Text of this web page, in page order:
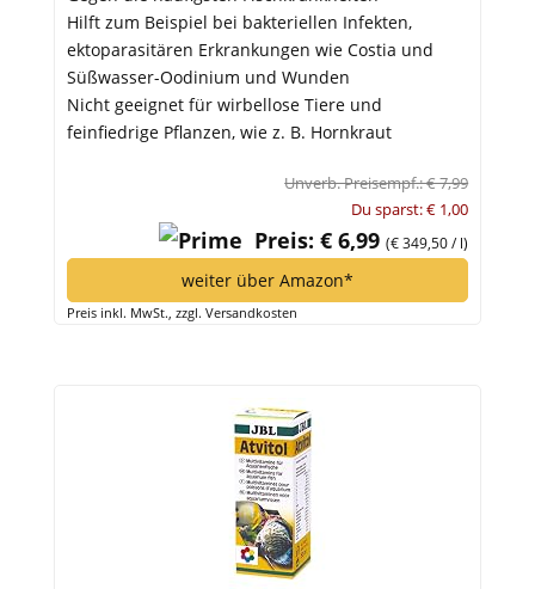
Hilft zum Beispiel bei bakteriellen Infekten,
ektoparasitären Erkrankungen wie Costia und
Süßwasser-Oodinium und Wunden
Nicht geeignet für wirbellose Tiere und
feinfiedrige Pflanzen, wie z. B. Hornkraut
Unverb. Preisempf.: € 7,99
Du sparst: € 1,00
Preis: € 6,99(€ 349,50 / l)
weiter über Amazon*
Preis inkl. MwSt., zzgl. Versandkosten